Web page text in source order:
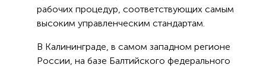
рабочих процедур, соответствующих самым
высоким управленческим стандартам.
В Калининграде, в самом западном регионе
России, на базе Балтийского федерального